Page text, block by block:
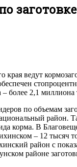
края ведут
– более 2,1 миллиона
по объемам
район.
корма. В
– 12 тысяч
район с
районе